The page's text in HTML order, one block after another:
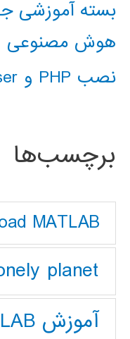
بسته آموزشی
هوش مصنوعی
نصب PHP و composer در ویندوز 10
برچسب‌ها
MATLAB
planet
آموزش MATLAB